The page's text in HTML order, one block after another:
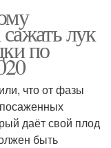
лук
по
что от фазы
даёт свой плод
быть